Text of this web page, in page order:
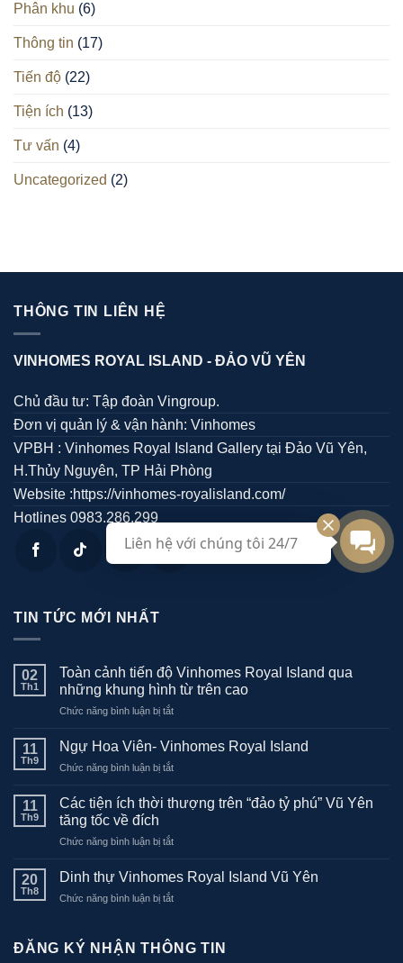
Phân khu (6)
Thông tin (17)
Tiến độ (22)
Tiện ích (13)
Tư vấn (4)
Uncategorized (2)
THÔNG TIN LIÊN HỆ
VINHOMES ROYAL ISLAND - ĐẢO VŨ YÊN
Chủ đầu tư: Tập đoàn Vingroup.
Đơn vị quản lý & vận hành: Vinhomes
VPBH : Vinhomes Royal Island Gallery tại Đảo Vũ Yên,
H.Thủy Nguyên, TP Hải Phòng
Website :https://vinhomes-royalisland.com/
Hotlines 0983.286.299
TIN TỨC MỚI NHẤT
02
Th1
Toàn cảnh tiến độ Vinhomes Royal Island qua
những khung hình từ trên cao
Chức năng bình luận bị tắtở
cảnh
độ
Royal
những
hình
11
Th9
Ngự Hoa Viên- Vinhomes Royal Island
Chức năng bình luận bị tắtở
Hoa
Viên-
Royal
11
Th9
Các tiện ích thời thượng trên “đảo tỷ phú” Vũ Yên
tăng tốc về đích
Chức năng bình luận bị tắtở
thời
“đảo
20
Th8
Dinh thự Vinhomes Royal Island Vũ Yên
Chức năng bình luận bị tắtở
Vinhomes
ĐĂNG KÝ NHẬN THÔNG TIN
Liên hệ với chúng tôi 24/7